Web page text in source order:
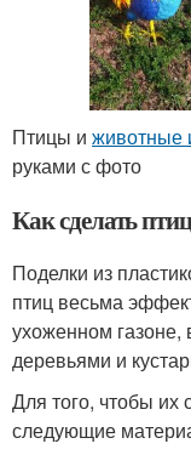
Птицы и животные
руками с фото
Как сделать
Поделки из
птиц весьма
ухоженном газоне,
деревьями и
Для того, чтобы их
следующие